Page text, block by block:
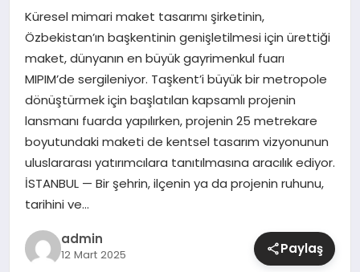
SIYASET
SPOR
TEKNOLOJI
YAŞAM
Küresel mimari maket tasarımı şirketinin,
Özbekistan’ın başkentinin genişletilmesi için ürettiği
maket, dünyanın en büyük gayrimenkul fuarı
MIPIM’de sergileniyor. Taşkent’i büyük bir metropole
dönüştürmek için başlatılan kapsamlı projenin
lansmanı fuarda yapılırken, projenin 25 metrekare
boyutundaki maketi de kentsel tasarım vizyonunun
uluslararası yatırımcılara tanıtılmasına aracılık ediyor.
İSTANBUL — Bir şehrin, ilçenin ya da projenin ruhunu,
tarihini ve…
admin
12 Mart 2025 Paylaş